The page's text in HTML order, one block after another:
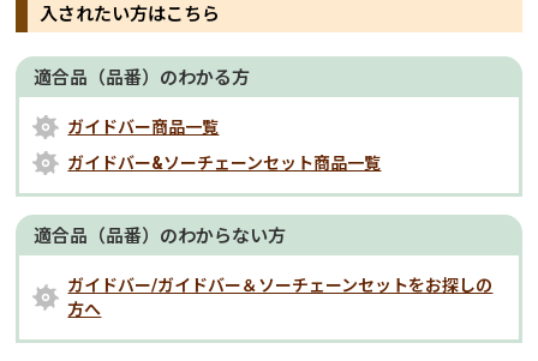
入されたい方はこちら
適合品（品番）のわかる方
ガイドバー商品一覧
ガイドバー&ソーチェーンセット商品一覧
適合品（品番）のわからない方
ガイドバー/ガイドバー＆ソーチェーンセットをお探しの
方へ